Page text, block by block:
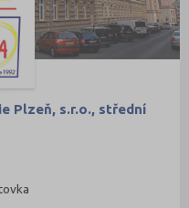
Plzeň, s.r.o., střední